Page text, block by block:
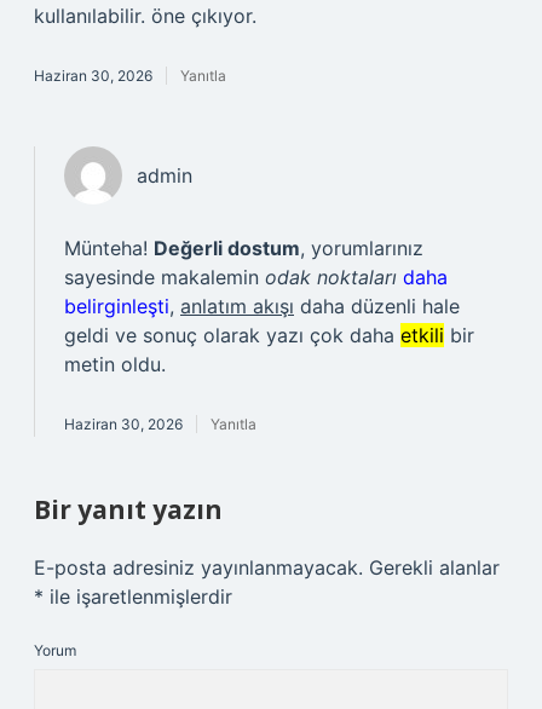
kullanılabilir. öne çıkıyor.
Haziran 30, 2026 Yanıtla
admin
Münteha! Değerli dostum, yorumlarınız
sayesinde makalemin odak noktaları daha
belirginleşti, anlatım akışı daha düzenli hale
geldi ve sonuç olarak yazı çok daha etkili bir
metin oldu.
Haziran 30, 2026 Yanıtla
Bir yanıt yazın
E-posta adresiniz yayınlanmayacak. Gerekli alanlar
* ile işaretlenmişlerdir
Yorum